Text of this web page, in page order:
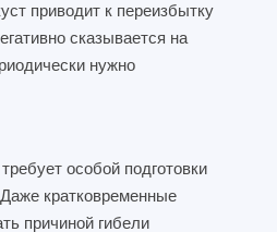
приводит к переизбытку
сказывается на
нужно
особой подготовки
кратковременные
причиной гибели